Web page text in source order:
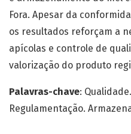
Fora. Apesar da
os resultados reforçam a
apícolas e controle de
valorização do produto
Palavras-chave:
Regulamentação.